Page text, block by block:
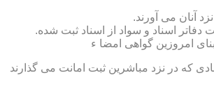
آنان می آورند.
اسناد و سواد از اسناد ثبت شده.
امروزین گواهی امضا ء
كه در نزد مباشرین ثبت امانت می گذارند